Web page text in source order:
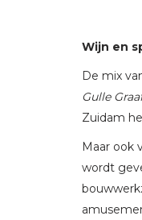
Wijn en
De mix
Gulle
Zuidam
Maar ook
wordt